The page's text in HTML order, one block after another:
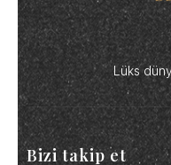
Lüks
Bizi takip et